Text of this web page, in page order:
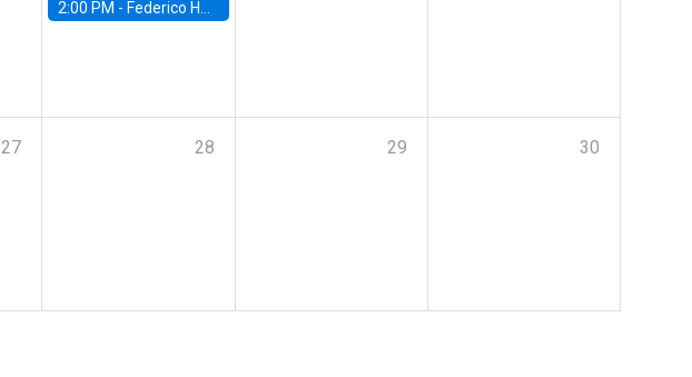
2:00 PM - Federico Huneeus - Banco Central de Chile
27 28 29 30